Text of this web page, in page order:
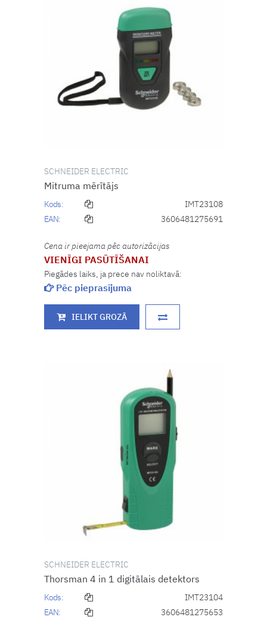
SCHNEIDER ELECTRIC
Mitruma mērītājs
Kods:
IMT23108
EAN:
3606481275691
Cena ir pieejama pēc autorizācijas
VIENĪGI PASŪTĪŠANAI
Piegādes laiks, ja prece nav noliktavā:
Pēc pieprasījuma
IELIKT GROZĀ
SCHNEIDER ELECTRIC
Thorsman 4 in 1 digitālais detektors
Kods:
IMT23104
EAN:
3606481275653